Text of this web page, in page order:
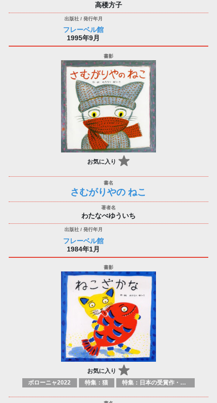
高楼方子
フレーベル館
1995年9月
お気に入り
さむがりやの ねこ
わたなべゆういち
フレーベル館
1984年1月
お気に入り
ボローニャ2022 特集：猫 特集：日本の受賞作・ノミネート作品特集